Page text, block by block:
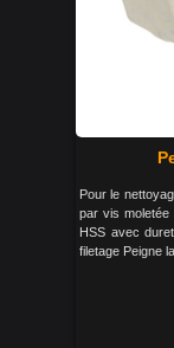
Pour le
par vis
HSS avec
filetage Peigne